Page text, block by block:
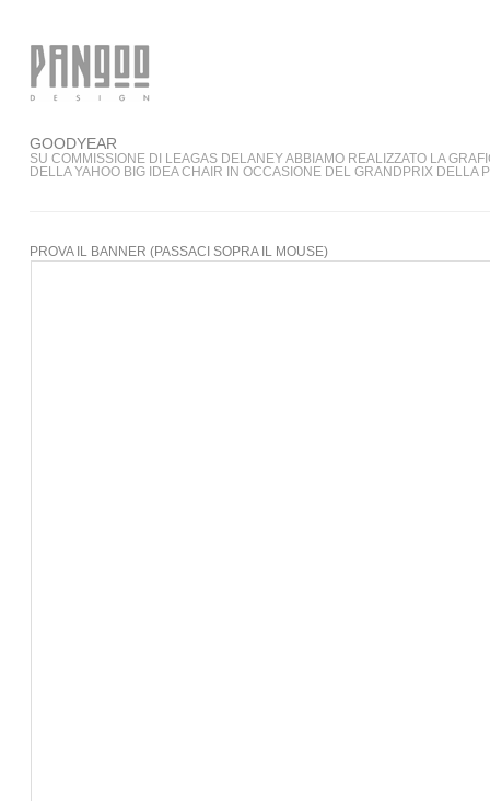
GOODYEAR
SU COMMISSIONE DI LEAGAS DELANEY ABBIAMO REALIZZATO LA
DELLA YAHOO BIG IDEA CHAIR IN OCCASIONE DEL GRANDPRIX
PROVA IL BANNER (PASSACI SOPRA IL MOUSE)